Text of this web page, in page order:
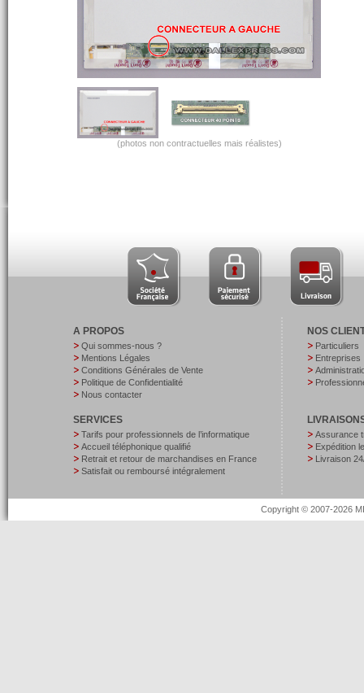
(photos non contractuelles mais réalistes)
A PROPOS
Qui sommes-nous ?
Mentions Légales
Conditions Générales de Vente
Politique de Confidentialité
Nous contacter
SERVICES
Tarifs pour professionnels de l’informatique
Accueil téléphonique qualifié
Retrait et retour de marchandises en France
Satisfait ou remboursé intégralement
NOS
Particuliers
Entreprises
Assurance
Expédition
Livraison
Copyright © 2007-2026